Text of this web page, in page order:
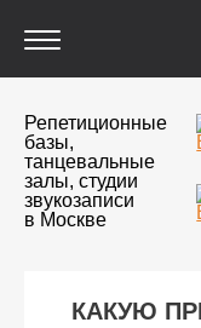
Репетиционные
базы,
танцевальные
залы, студии
звукозаписи
в Москве
КАКУЮ